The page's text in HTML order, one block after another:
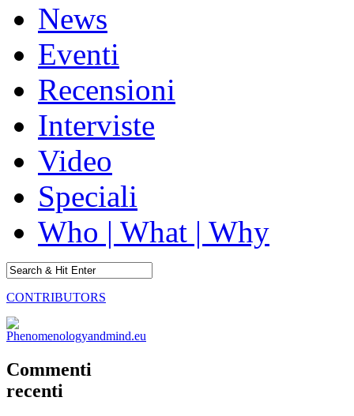
News
Eventi
Recensioni
Interviste
Video
Speciali
Who | What | Why
CONTRIBUTORS
Commenti
recenti